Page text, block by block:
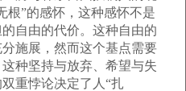
根”的感怀，这种感怀不是
自由的代价。这种自由的
施展，然而这个基点需要
种坚持与放弃、希望与失
重悖论决定了人“扎